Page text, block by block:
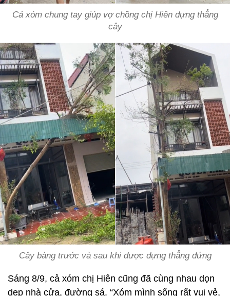
Cả xóm chung tay giúp vợ chồng chị Hiên dựng thẳng
cây
Cây bàng trước và sau khi được dựng thẳng đứng
Sáng 8/9, cả xóm chị Hiên cũng đã cùng nhau dọn
dẹp nhà cửa, đường sá. “Xóm mình sống rất vui vẻ,